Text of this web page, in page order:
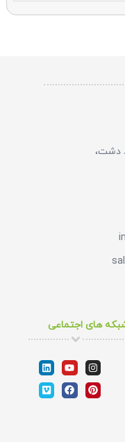
دشت،
های اجتماعی